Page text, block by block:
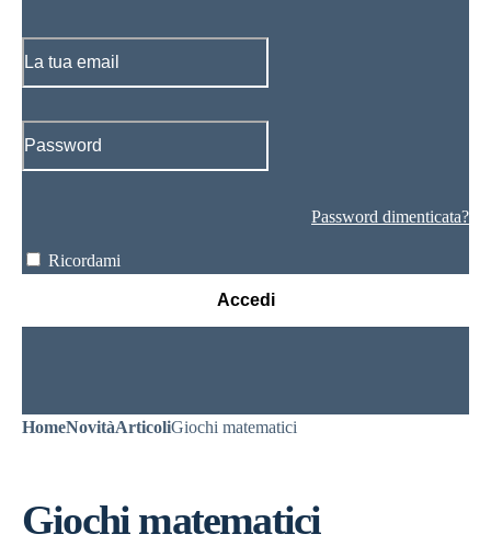
Password dimenticata?
Ricordami
Accedi
HomeNovitàArticoliGiochi matematici
Giochi matematici